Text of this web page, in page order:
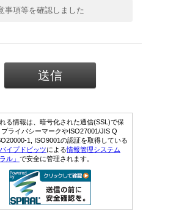
事項等を確認しました
る情報は、暗号化された通信(SSL)で保
ライバシーマークやISO27001/JIS Q
1, ISO9001の認証を取得している
イプドビッツによる情報管理システム
ル」 で安全に管理されます。